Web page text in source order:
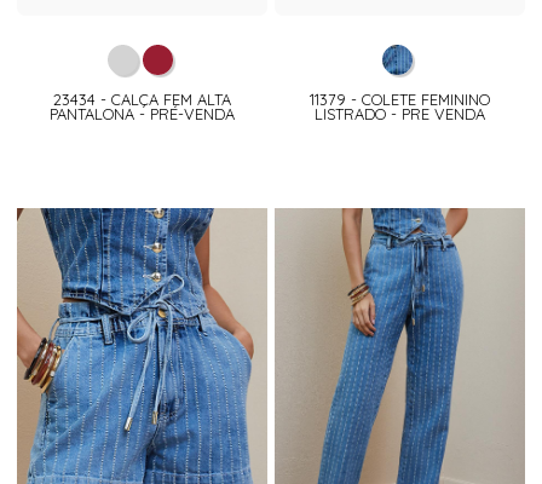
23434 - CALÇA FEM ALTA
PANTALONA - PRÉ-VENDA
11379 - COLETE FEMININO
LISTRADO - PRE VENDA